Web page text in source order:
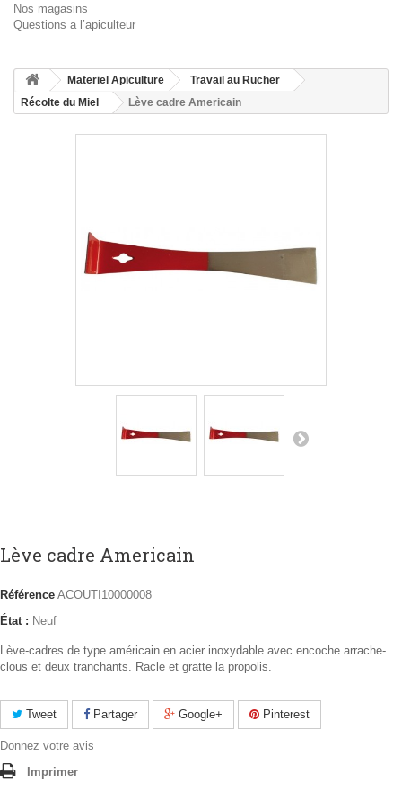
Nos magasins
Questions a l’apiculteur
Materiel Apiculture
Travail au Rucher
Récolte du Miel
Lève cadre Americain
Lève cadre Americain
Référence ACOUTI10000008
État : Neuf
Lève-cadres de type américain en acier inoxydable avec encoche arrache-
clous et deux tranchants. Racle et gratte la propolis.
Tweet Partager Google+ Pinterest
Donnez votre avis
Imprimer